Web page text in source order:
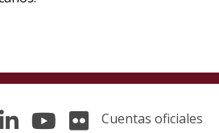
Cuentas oficiales